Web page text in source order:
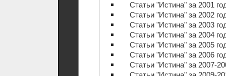
Статьи "Истина" за 2001
Статьи "Истина" за 2002
Статьи "Истина" за 2003
Статьи "Истина" за 2004
Статьи "Истина" за 2005
Статьи "Истина" за 2006
Статьи "Истина" за 2007-